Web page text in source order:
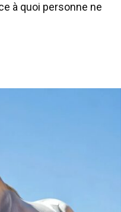
à quoi personne ne